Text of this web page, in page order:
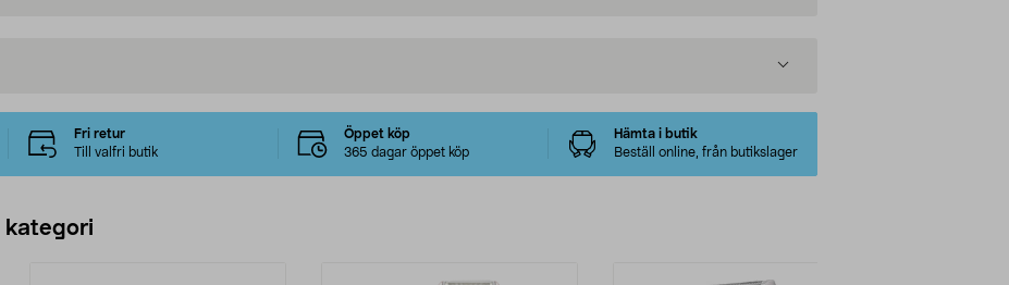
Fri retur
Till valfri butik
Öppet köp
365 dagar öppet köp
Hämta i butik
Beställ online, från butikslager
kategori